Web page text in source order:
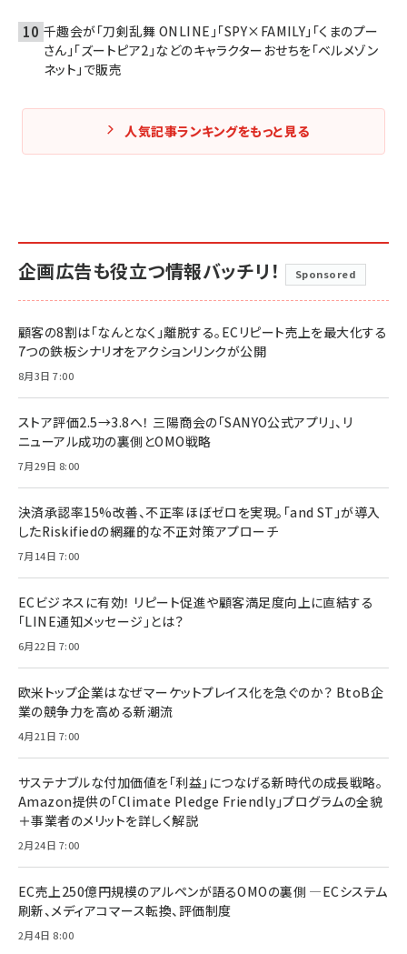
千趣会が「刀剣乱舞 ONLINE」「SPY×FAMILY」「くまのプー
さん」「ズートピア2」などのキャラクターおせちを「ベルメゾン
ネット」で販売
人気記事ランキングをもっと見る
企画広告も役立つ情報バッチリ！ Sponsored
顧客の8割は「なんとなく」離脱する。ECリピート売上を最大化する
7つの鉄板シナリオをアクションリンクが公開
8月3日 7:00
ストア評価2.5→3.8へ！ 三陽商会の「SANYO公式アプリ」、リ
ニューアル成功の裏側とOMO戦略
7月29日 8:00
決済承認率15%改善、不正率ほぼゼロを実現。「and ST」が導入
したRiskifiedの網羅的な不正対策アプローチ
7月14日 7:00
ECビジネスに有効！ リピート促進や顧客満足度向上に直結する
「LINE通知メッセージ」とは？
6月22日 7:00
欧米トップ企業はなぜマーケットプレイス化を急ぐのか？ BtoB企
業の競争力を高める新潮流
4月21日 7:00
サステナブルな付加価値を「利益」につなげる新時代の成長戦略。
Amazon提供の「Climate Pledge Friendly」プログラムの全貌
＋事業者のメリットを詳しく解説
2月24日 7:00
EC売上250億円規模のアルペンが語るOMOの裏側 ―ECシステム
刷新、メディアコマース転換、評価制度
2月4日 8:00